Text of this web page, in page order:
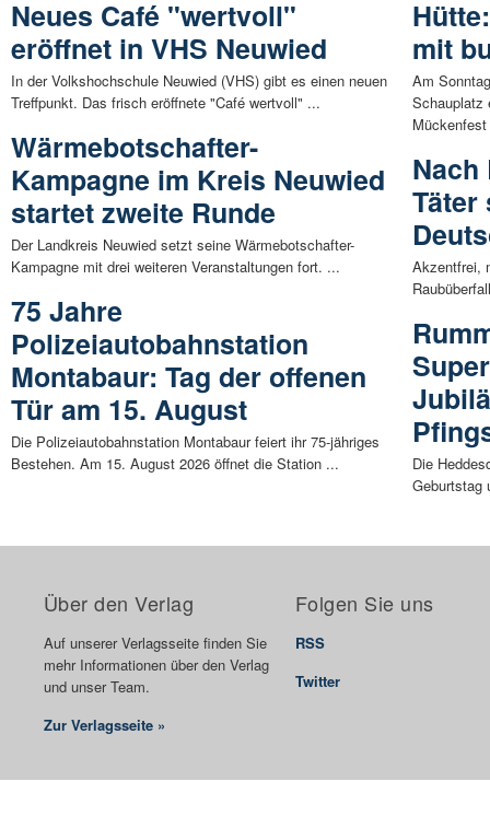
Neues Café "wertvoll"
eröffnet in VHS Neuwied
In der Volkshochschule Neuwied (VHS) gibt es einen neuen
Treffpunkt. Das frisch eröffnete "Café wertvoll" ...
Wärmebotschafter-
Kampagne im Kreis Neuwied
startet zweite Runde
Der Landkreis Neuwied setzt seine Wärmebotschafter-
Kampagne mit drei weiteren Veranstaltungen fort. ...
75 Jahre
Polizeiautobahnstation
Montabaur: Tag der offenen
Tür am 15. August
Die Polizeiautobahnstation Montabaur feiert ihr 75-jähriges
Bestehen. Am 15. August 2026 öffnet die Station ...
mit
Am
Schauplatz
Täter
Akzentfrei,
Die
Geburtstag
Über den Verlag
Auf unserer Verlagsseite finden Sie
mehr Informationen über den Verlag
und unser Team.
Zur Verlagsseite »
Folgen Sie uns
RSS
Twitter